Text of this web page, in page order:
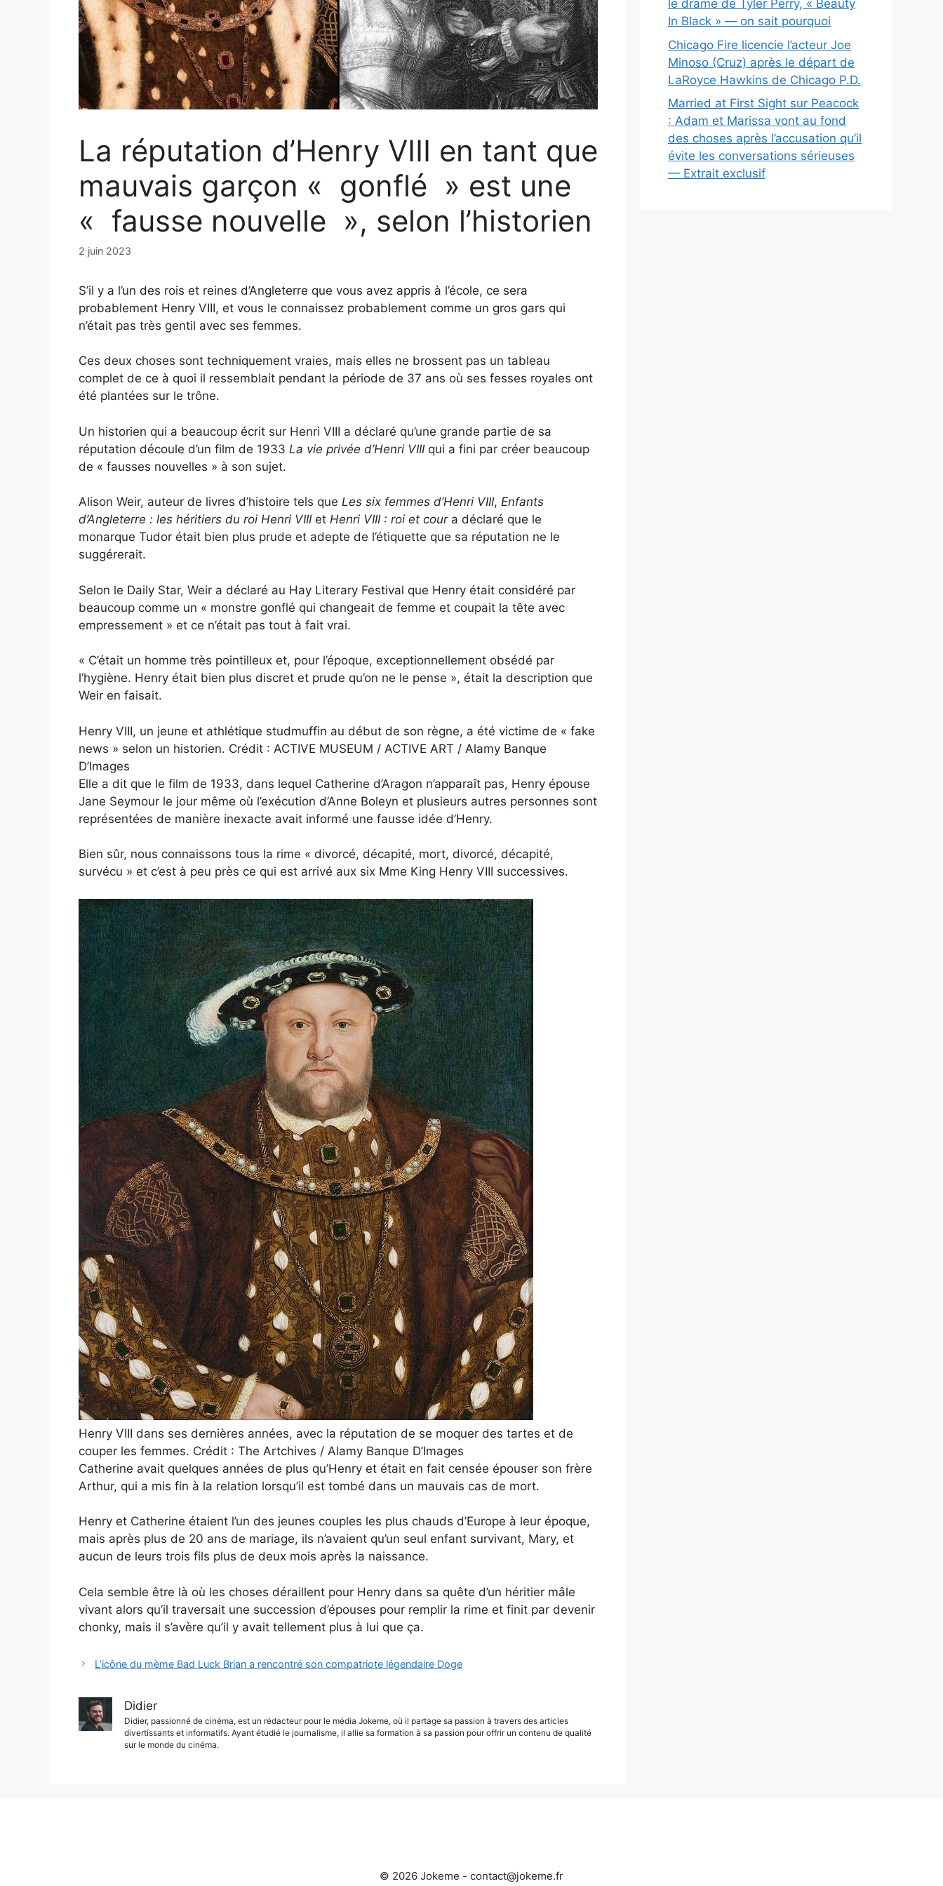
La réputation d’Henry VIII en tant que
mauvais garçon « gonflé » est une
« fausse nouvelle », selon l’historien
2 juin 2023
S’il y a l’un des rois et reines d’Angleterre que vous avez appris à l’école, ce sera
probablement Henry VIII, et vous le connaissez probablement comme un gros gars qui
n’était pas très gentil avec ses femmes.
Ces deux choses sont techniquement vraies, mais elles ne brossent pas un tableau
complet de ce à quoi il ressemblait pendant la période de 37 ans où ses fesses royales ont
été plantées sur le trône.
Un historien qui a beaucoup écrit sur Henri VIII a déclaré qu’une grande partie de sa
réputation découle d’un film de 1933 La vie privée d’Henri VIIIqui a fini par créer beaucoup
de « fausses nouvelles » à son sujet.
Alison Weir, auteur de livres d’histoire tels que Les six femmes d’Henri VIII, Enfants
d’Angleterre : les héritiers du roi Henri VIIIet Henri VIII : roi et coura déclaré que le
monarque Tudor était bien plus prude et adepte de l’étiquette que sa réputation ne le
suggérerait.
Selon le Daily Star, Weir a déclaré au Hay Literary Festival que Henry était considéré par
beaucoup comme un « monstre gonflé qui changeait de femme et coupait la tête avec
empressement » et ce n’était pas tout à fait vrai.
« C’était un homme très pointilleux et, pour l’époque, exceptionnellement obsédé par
l’hygiène. Henry était bien plus discret et prude qu’on ne le pense », était la description que
Weir en faisait.
Henry VIII, un jeune et athlétique studmuffin au début de son règne, a été victime de « fake
news » selon un historien. Crédit : ACTIVE MUSEUM / ACTIVE ART / Alamy Banque
D’Images
Elle a dit que le film de 1933, dans lequel Catherine d’Aragon n’apparaît pas, Henry épouse
Jane Seymour le jour même où l’exécution d’Anne Boleyn et plusieurs autres personnes sont
représentées de manière inexacte avait informé une fausse idée d’Henry.
Bien sûr, nous connaissons tous la rime « divorcé, décapité, mort, divorcé, décapité,
survécu » et c’est à peu près ce qui est arrivé aux six Mme King Henry VIII successives.
Henry VIII dans ses dernières années, avec la réputation de se moquer des tartes et de
couper les femmes. Crédit : The Artchives / Alamy Banque D’Images
Catherine avait quelques années de plus qu’Henry et était en fait censée épouser son frère
Arthur, qui a mis fin à la relation lorsqu’il est tombé dans un mauvais cas de mort.
Henry et Catherine étaient l’un des jeunes couples les plus chauds d’Europe à leur époque,
mais après plus de 20 ans de mariage, ils n’avaient qu’un seul enfant survivant, Mary, et
aucun de leurs trois fils plus de deux mois après la naissance.
Cela semble être là où les choses déraillent pour Henry dans sa quête d’un héritier mâle
vivant alors qu’il traversait une succession d’épouses pour remplir la rime et finit par devenir
chonky, mais il s’avère qu’il y avait tellement plus à lui que ça.
L’icône du mème Bad Luck Brian a rencontré son compatriote légendaire Doge
Didier
Didier, passionné de cinéma, est un rédacteur pour le média Jokeme, où il partage sa passion à travers des articles
divertissants et informatifs. Ayant étudié le journalisme, il allie sa formation à sa passion pour offrir un contenu de qualité
sur le monde du cinéma.
le drame de Tyler Perry, « Beauty
In Black » — on sait pourquoi
Chicago Fire licencie l’acteur Joe
Minoso (Cruz) après le départ de
LaRoyce Hawkins de Chicago P.D.
Married at First Sight sur Peacock
: Adam et Marissa vont au fond
des choses après l’accusation qu’il
évite les conversations sérieuses
— Extrait exclusif
© 2026 Jokeme - contact@jokeme.fr